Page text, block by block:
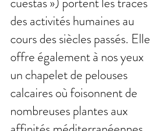
des activités humaines au
cours des siècles passés. Elle
offre également à nos yeux
un chapelet de pelouses
calcaires où foisonnent de
nombreuses plantes aux